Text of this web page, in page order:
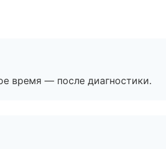
время — после диагностики.